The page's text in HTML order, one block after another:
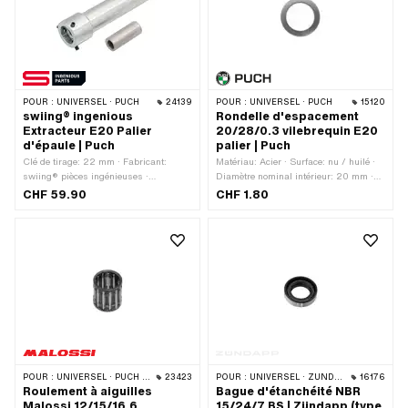
POUR : UNIVERSEL · PUCH 24139
swiing® ingenious
Extracteur E20 Palier
d'épaule | Puch
Clé de tirage: 22 mm · Fabricant:
swiing® pièces ingénieuses ·
Profondeur de serrage: 12 mm · Plateau
filetage: M10x1.5 (filetage standard) ·
d'application: Outil de (dé)montage
CHF 59.90
POUR : UNIVERSEL · PUCH 15120
Rondelle d'espacement
20/28/0.3 vilebrequin E20
palier | Puch
Matériau: Acier · Surface: nu / huilé ·
Diamètre nominal intérieur: 20 mm ·
Épaisseur: 0.3 mm · Fabricant: Puch ·
CHF 1.80
POUR : UNIVERSEL · PUCH · SACHS · PONY / CILO (BÊTA 521 & 512) · TOMOS 23423
Roulement à aiguilles
POUR : UNIVERSEL · ZÜNDAPP BELMONDO · ZÜNDAPP 16176
Bague d'étanchéité NBR